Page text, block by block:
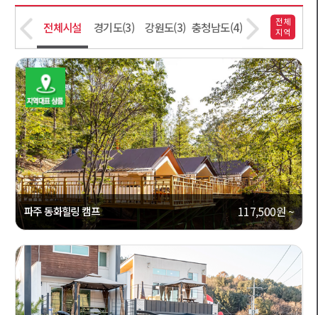
전체시설 경기도(3) 강원도(3) 충청남도(4) 전라북도(1)
전체
지역
파주 동화힐링 캠프 117,500원 ~
[경기도, 파주] 캠핑캐라반
3872
상세보기